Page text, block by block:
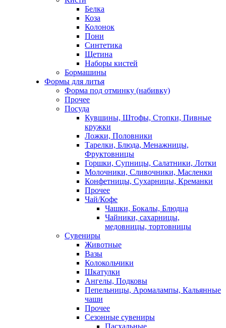
Белка
Коза
Колонок
Пони
Синтетика
Щетина
Наборы кистей
Бормашины
Формы для литья
Форма под отминку (набивку)
Прочее
Посуда
Кувшины, Штофы, Стопки, Пивные
кружки
Ложки, Половники
Тарелки, Блюда, Менажницы,
Фруктовницы
Горшки, Супницы, Салатники, Лотки
Молочники, Сливочники, Масленки
Конфетницы, Сухарницы, Креманки
Прочее
Чай/Кофе
Чашки, Бокалы, Блюдца
Чайники, сахарницы,
медовницы, тортовницы
Сувениры
Животные
Вазы
Колокольчики
Шкатулки
Ангелы, Подковы
Пепельницы, Аромалампы, Кальянные
чаши
Прочее
Сезонные сувениры
Пасхальные